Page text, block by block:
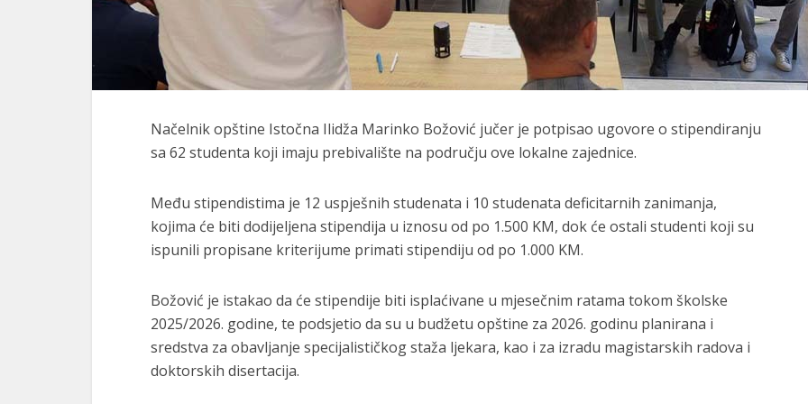
Načelnik opštine Istočna Ilidža Marinko Božović jučer je potpisao ugovore o stipendiranju
sa 62 studenta koji imaju prebivalište na području ove lokalne zajednice.
Među stipendistima je 12 uspješnih studenata i 10 studenata deficitarnih zanimanja,
kojima će biti dodijeljena stipendija u iznosu od po 1.500 KM, dok će ostali studenti koji su
ispunili propisane kriterijume primati stipendiju od po 1.000 KM.
Božović je istakao da će stipendije biti isplaćivane u mjesečnim ratama tokom školske
2025/2026. godine, te podsjetio da su u budžetu opštine za 2026. godinu planirana i
sredstva za obavljanje specijalističkog staža ljekara, kao i za izradu magistarskih radova i
doktorskih disertacija.